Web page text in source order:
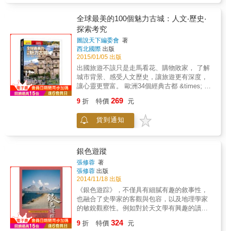
一的待客之道（某個烽火連天的阿拉伯國家）
&hellip;&hellip;更多答案出乎你想像之外！ &
《用洗臉盆吃羊肉飯》 & 每一道食物，都是一
場相遇。七年半的環球之旅，有笑有淚，有歡
樂的相聚，有心酸的死別，同時，作者也經歷
了許多聞所未聞、獨特的飲食經歷。 & 阿拉斯
加現釣帝王鮭和非洲桑吉巴島現撈生猛海膽，
何者最奢華？雨中從小丘上送下來的熱呼呼現
烤麵包，玻利維亞沙漠中救命的洋甘菊茶，哪
一個最能安慰旅人？在最荒涼的世界盡頭，老
訪客；法國豪門招待客人的晚宴，餐點竟是麥
當勞漢堡套餐。離國長達七年半，在踏上國土
的一剎那，作者最想吃哪樣食物？ & 石田裕輔
吃路邊攤就不進餐館，一受邀便勇敢赴約，為
此上吐下瀉也在所不辭。 & ──本書不是所謂的
美食書，重點也不是在介紹世界各地的飲食生
活或各種餐點。 & 石田裕輔以他一貫「多愁善
感」又「不到黃河心不死」的風格，記錄了73
場飲食經驗，留連路邊攤的時光遠比上餐館
多，勇於嘗試的結果是，拉肚子沒有最嚴重，
只有更嚴重；受人招待，結果卻常哭笑不得，
作者莫非受到詛咒，沒有吃豪華料理的命？ &
灣被遴選為CNN「世界六大賞貓景點」2.一生
必訪，4000多歲的女王頭3.諾貝爾文學獎候選
人的淡水古宅4.台灣首富也喜歡的南投特色民
宿5.台灣最純淨美麗，海天一色的貝殼沙灘6.尋
訪風水寶地，原來，「唐三藏」在台灣7.頂級
度假村才看得見的風景，台灣最迷人的「花園
城市」8.帶您到海拔1000公尺，宛如仙境的山
巔露營9.南投超夯，傳說中用紙做的教堂10.跳
島住了會讓您「忘了飛」的民宿
全球最美的100個魅力古城：人文‧歷史‧
探索考究
圖說天下編委會 著
西北國際 出版
2015/01/05 出版
出國旅遊不該只是走馬看花、購物敗家， 了解
城市背景、感受人文歷史，讓旅遊更有深度，
讓心靈更豐富。 歐洲34個經典古都 &times; 非
&times; 亞洲35個夢幻都城 在美麗的多瑙河岸
邊，看著安居樂業的人們無憂無慮地享受生
活； 哥德、布倫塔諾、艾辛多夫都曾在德國海
的天空之城－馬丘比丘； 櫻花、楓紅、美食、
藝妓、和服、祭典，濃濃和風！最著名的千年
歷史古城－京都。 在世界100個古城之中找一
個小小的角落，靜靜地坐著，聆聽歲月的嘆
息。 集歐、美、非、亞四大洲， 無論是已成古
蹟的世界遺址或是承載歲月至今仍繁華如昔的
城市， 想要不枉此生，就得親自去一趟！ 將最
美的畫面盡收眼底，一輩子一定要去一次的景
點收藏名單。 本書特色 ＊多達500張精美圖
9 折 特價 269 元
貨到通知
銀色遊蹤
張修蓉 著
張修蓉 出版
2014/11/18 出版
《銀色遊踪》，不僅具有細膩有趣的敘事性，
也融合了史學家的客觀與包容，以及地理學家
的敏銳觀察性。例如對於天文學有興趣的讀
往今來的大師或是歷史人物往往很喜歡旅行，
9 折 特價 324 元